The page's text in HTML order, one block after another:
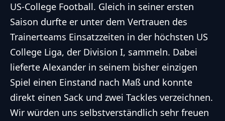
US-College Football. Gleich in seiner ersten
Saison durfte er unter dem Vertrauen des
Trainerteams Einsatzzeiten in der höchsten US
College Liga, der Division I, sammeln. Dabei
lieferte Alexander in seinem bisher einzigen
Spiel einen Einstand nach Maß und konnte
direkt einen Sack und zwei Tackles verzeichnen.
Wir würden uns selbstverständlich sehr freuen